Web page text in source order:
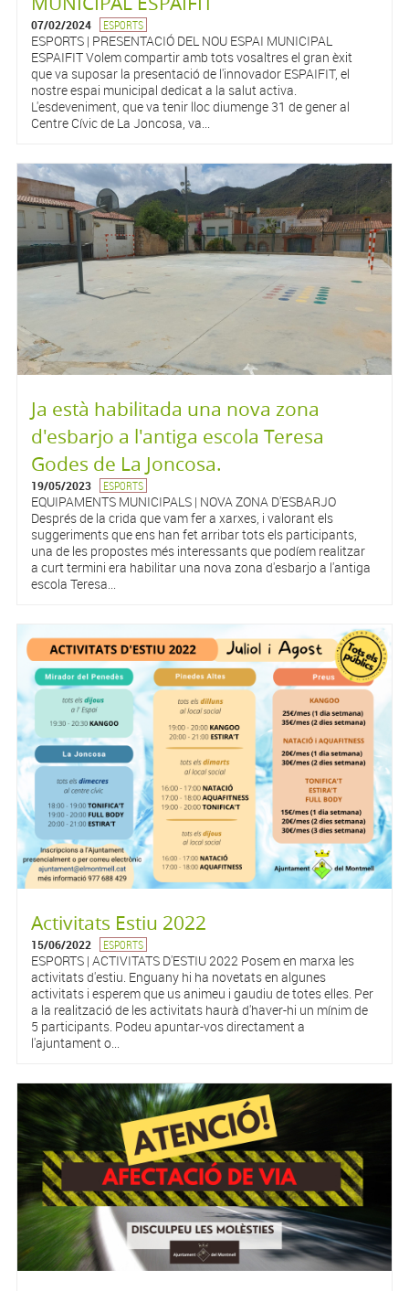
07/02/2024 ESPORTS
ESPORTS | PRESENTACIÓ DEL NOU ESPAI MUNICIPAL
ESPAIFIT Volem compartir amb tots vosaltres el gran èxit
que va suposar la presentació de l'innovador ESPAIFIT, el
nostre espai municipal dedicat a la salut activa.
L'esdeveniment, que va tenir lloc diumenge 31 de gener al
Centre Cívic de La Joncosa, va...
Ja està habilitada una nova zona
d'esbarjo a l'antiga escola Teresa
Godes de La Joncosa.
19/05/2023 ESPORTS
EQUIPAMENTS MUNICIPALS | NOVA ZONA D'ESBARJO
Després de la crida que vam fer a xarxes, i valorant els
suggeriments que ens han fet arribar tots els participants,
una de les propostes més interessants que podíem realitzar
a curt termini era habilitar una nova zona d'esbarjo a l'antiga
escola Teresa...
Activitats Estiu 2022
15/06/2022 ESPORTS
ESPORTS | ACTIVITATS D'ESTIU 2022 Posem en marxa les
activitats d'estiu. Enguany hi ha novetats en algunes
activitats i esperem que us animeu i gaudiu de totes elles. Per
a la realització de les activitats haurà d'haver-hi un mínim de
5 participants. Podeu apuntar-vos directament a
l'ajuntament o...